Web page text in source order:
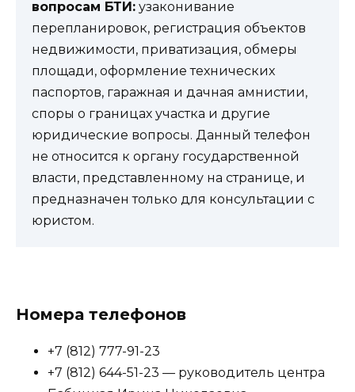
вопросам БТИ: узаконивание
перепланировок, регистрация объектов
недвижимости, приватизация, обмеры
площади, оформление технических
паспортов, гаражная и дачная амнистии,
споры о границах участка и другие
юридические вопросы. Данный телефон
не относится к органу государственной
власти, представленному на странице, и
предназначен только для консультации с
юристом.
Номера телефонов
+7 (812) 777-91-23
+7 (812) 644-51-23 — руководитель центра